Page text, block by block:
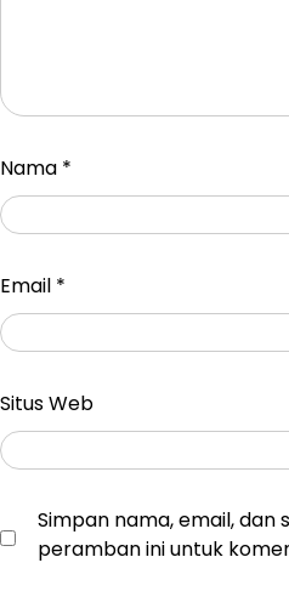
Nama *
Email *
Situs Web
Simpan nama, email, dan
peramban ini untuk